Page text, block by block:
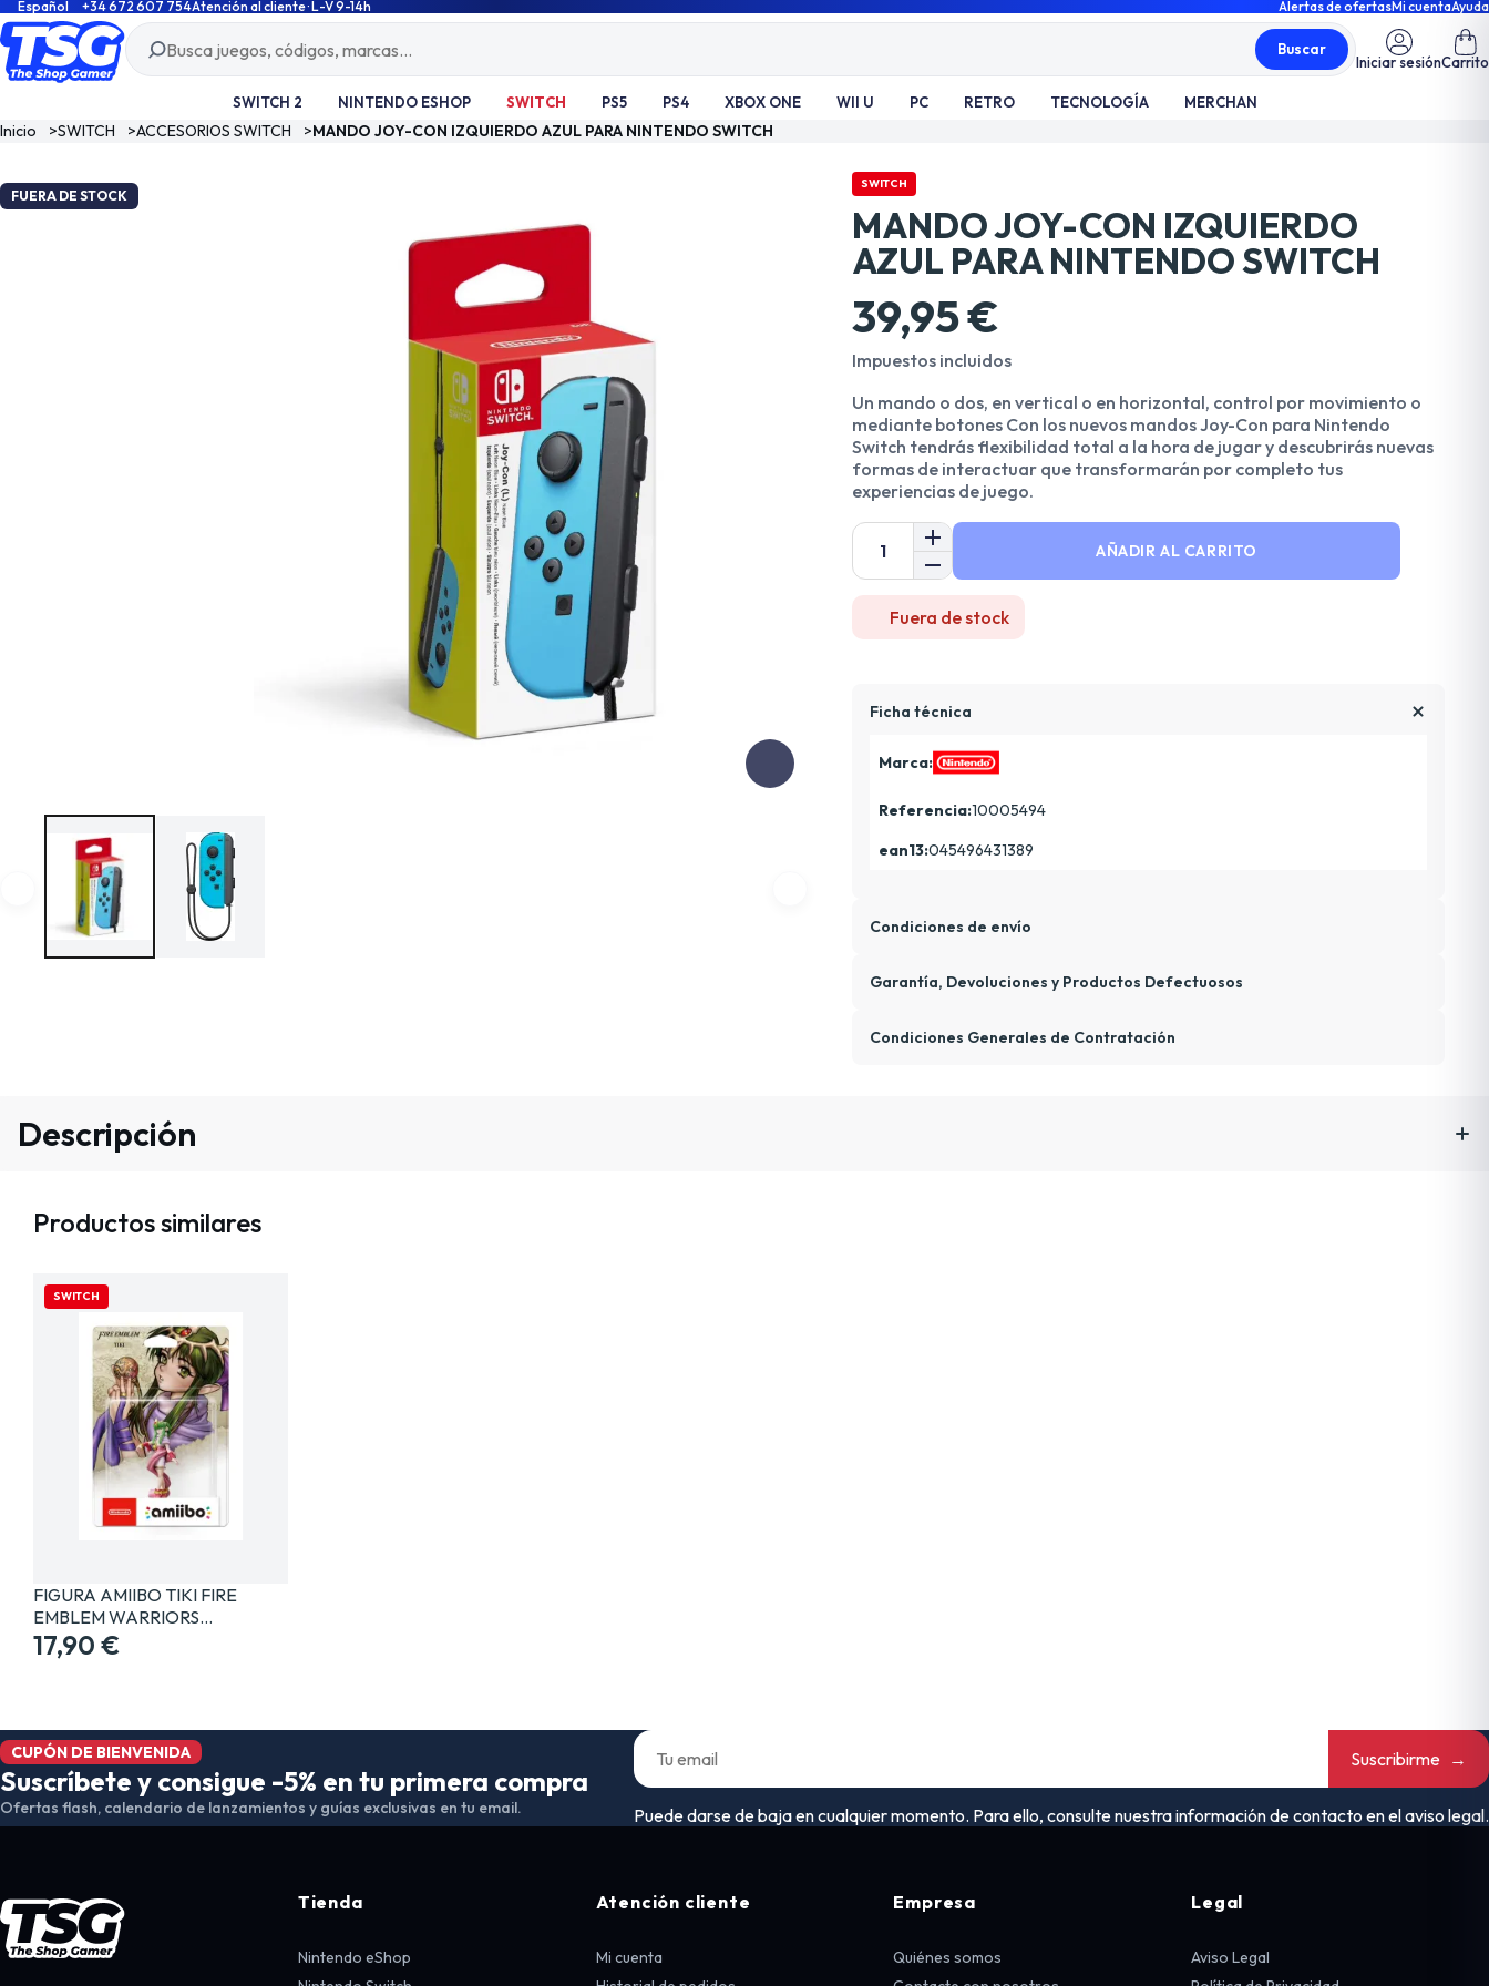
Español +34 672 607 754Atención al cliente · L-V 9-14h Alertas de ofertasMi cuentaAyuda
Buscar
Iniciar sesiónCarrito
SWITCH 2 NINTENDO ESHOP SWITCH PS5 PS4 XBOX ONE WII U PC RETRO TECNOLOGÍA MERCHAN
Inicio >SWITCH >ACCESORIOS SWITCH >MANDO JOY-CON IZQUIERDO AZUL PARA NINTENDO SWITCH
FUERA DE STOCK
SWITCH
MANDO JOY-CON IZQUIERDO
AZUL PARA NINTENDO SWITCH
39,95 €
Impuestos incluidos
Un mando o dos, en vertical o en horizontal, control por movimiento o
mediante botones Con los nuevos mandos Joy-Con para Nintendo
Switch tendrás flexibilidad total a la hora de jugar y descubrirás nuevas
formas de interactuar que transformarán por completo tus
experiencias de juego.
AÑADIR AL CARRITO
Fuera de stock
Ficha técnica
Marca:
Referencia:10005494
ean13:045496431389
Condiciones de envío
Garantía, Devoluciones y Productos Defectuosos
Condiciones Generales de Contratación
Descripción
Productos similares
SWITCH
FIGURA AMIIBO TIKI FIRE
EMBLEM WARRIORS…
17,90 €
CUPÓN DE BIENVENIDA
Suscríbete y consigue -5% en tu primera compra
Ofertas flash, calendario de lanzamientos y guías exclusivas en tu email.
Suscribirme →
Puede darse de baja en cualquier momento. Para ello, consulte nuestra información de contacto en el aviso legal.
Tienda
Nintendo eShop
Atención cliente
Mi cuenta
Empresa
Quiénes somos
Legal
Aviso Legal